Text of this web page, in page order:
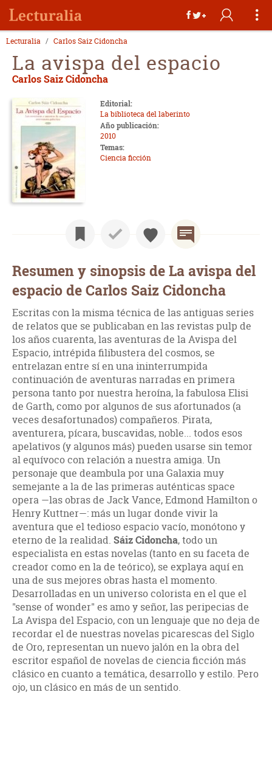
Lecturalia Carlos Saiz Cidoncha
La avispa del espacio
Carlos Saiz Cidoncha
Editorial:
La biblioteca del laberinto
Año publicación:
2010
Temas:
Ciencia ficción
Resumen y sinopsis de La avispa del
espacio de Carlos Saiz Cidoncha
Escritas con la misma técnica de las antiguas series
de relatos que se publicaban en las revistas pulp de
los años cuarenta, las aventuras de la Avispa del
Espacio, intrépida filibustera del cosmos, se
entrelazan entre sí en una ininterrumpida
continuación de aventuras narradas en primera
persona tanto por nuestra heroína, la fabulosa Elisi
de Garth, como por algunos de sus afortunados (a
veces desafortunados) compañeros. Pirata,
aventurera, pícara, buscavidas, noble... todos esos
apelativos (y algunos más) pueden usarse sin temor
al equívoco con relación a nuestra amiga. Un
personaje que deambula por una Galaxia muy
semejante a la de las primeras auténticas space
opera —las obras de Jack Vance, Edmond Hamilton o
Henry Kuttner—: más un lugar donde vivir la
aventura que el tedioso espacio vacío, monótono y
eterno de la realidad. Sáiz Cidoncha, todo un
especialista en estas novelas (tanto en su faceta de
creador como en la de teórico), se explaya aquí en
una de sus mejores obras hasta el momento.
Desarrolladas en un universo colorista en el que el
"sense of wonder" es amo y señor, las peripecias de
La Avispa del Espacio, con un lenguaje que no deja de
recordar el de nuestras novelas picarescas del Siglo
de Oro, representan un nuevo jalón en la obra del
escritor español de novelas de ciencia ficción más
clásico en cuanto a temática, desarrollo y estilo. Pero
ojo, un clásico en más de un sentido.